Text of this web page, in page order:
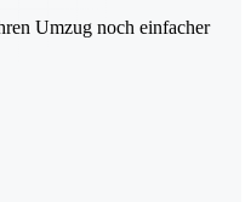
Umzug noch einfacher